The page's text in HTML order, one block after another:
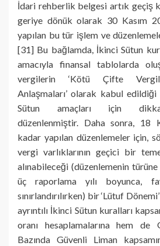
İdari rehberlik belgesi artık geçiş
geriye dönük olarak 30 Kasım
yapılan bu tür işlem ve
[31] Bu bağlamda, İkinci Sütun
amacıyla finansal tablolarda
vergilerin ‘Kötü Çifte
Anlaşmaları’ olarak kabul
Sütun amaçları için
düzenlenmiştir. Daha sonra, 18
kadar yapılan düzenlemeler için,
vergi varlıklarının geçici bir
alınabileceği (düzenlemenin
üç raporlama yılı boyunca,
sınırlandırılırken) bir ‘Lütuf
ayrıntılı İkinci Sütun kuralları
oranı hesaplamalarına hem
Bazında Güvenli Liman